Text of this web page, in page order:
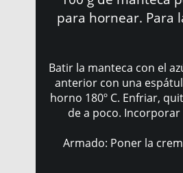
para hornear. Para
Batir la manteca con el
anterior con una
horno 180º C. Enfriar,
de a poco.
Armado: Poner la